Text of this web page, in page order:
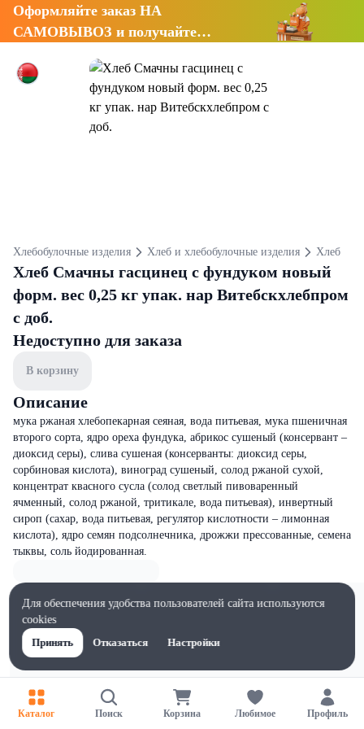
Оформляйте заказ НА
САМОВЫВОЗ и получайте
Хлебобулочные изделия Хлеб и хлебобулочные изделия Хлеб
Хлеб Смачны гасцинец с фундуком новый
форм. вес 0,25 кг упак. нар Витебскхлебпром
с доб.
Недоступно для заказа
В корзину
Описание
мука ржаная хлебопекарная сеяная, вода питьевая, мука пшеничная
второго сорта, ядро ореха фундука, абрикос сушеный (консервант –
диоксид серы), слива сушеная (консерванты: диоксид серы,
сорбиновая кислота), виноград сушеный, солод ржаной сухой,
концентрат квасного сусла (солод светлый пивоваренный
ячменный, солод ржаной, тритикале, вода питьевая), инвертный
сироп (сахар, вода питьевая, регулятор кислотности – лимонная
кислота), ядро семян подсолнечника, дрожжи прессованные, семена
тыквы, соль йодированная.
Каталог Поиск Корзина Любимое Профиль
Для обеспечения удобства пользователей сайта используются
cookies
Принять
Отказаться Настройки